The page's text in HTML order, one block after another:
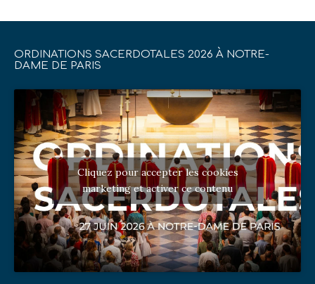
ORDINATIONS SACERDOTALES 2026 À NOTRE-
DAME DE PARIS
Cliquez pour accepter les cookies
marketing et activer ce contenu